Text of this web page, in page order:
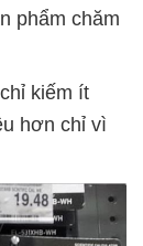
phẩm chăm
kiếm ít
hơn chỉ vì